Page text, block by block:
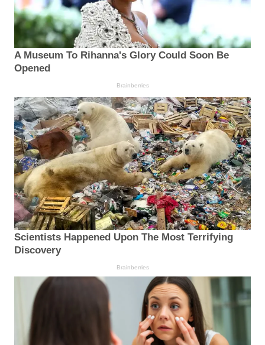
A Museum To Rihanna's Glory Could Soon Be
Opened
Brainberries
Scientists Happened Upon The Most Terrifying
Discovery
Brainberries